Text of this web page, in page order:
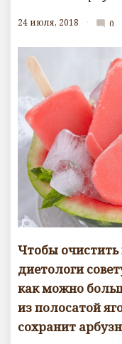
24 июля, 2018 mode_comment 0
о
м
м
р
Чтобы очистить
диетологи
как можно
из полосатой
сохранит